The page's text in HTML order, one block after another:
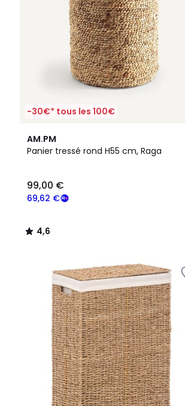
-30€* tous les 100€
AM.PM
Panier tressé rond H55 cm, Raga
69,62 €
99,00 €
4,6
/ 5
4,6
/